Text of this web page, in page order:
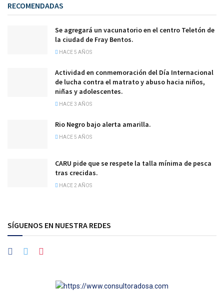
RECOMENDADAS
Se agregará un vacunatorio en el centro Teletón de
la ciudad de Fray Bentos.
HACE 5 AÑOS
Actividad en conmemoración del Día Internacional
de lucha contra el matrato y abuso hacia niños,
niñas y adolescentes.
HACE 3 AÑOS
Rio Negro bajo alerta amarilla.
HACE 5 AÑOS
CARU pide que se respete la talla mínima de pesca
tras crecidas.
HACE 2 AÑOS
SÍGUENOS EN NUESTRA REDES